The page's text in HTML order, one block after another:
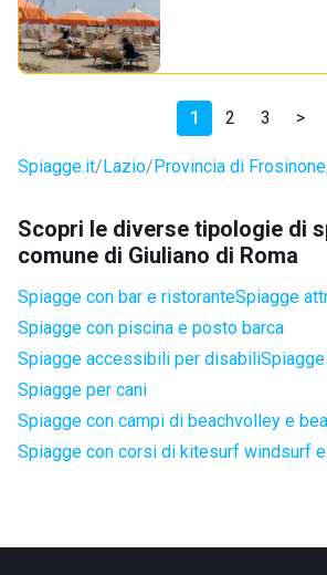
1 2 3 >
Spiagge.it Lazio Provincia di Frosinone
Scopri le diverse tipologie di
comune di Giuliano di Roma
Spiagge con bar e ristoranteSpiagge
Spiagge con piscina e posto barca
Spiagge accessibili per disabili
Spiagge per cani
Spiagge con campi di beachvolley e
Spiagge con corsi di kitesurf windsurf